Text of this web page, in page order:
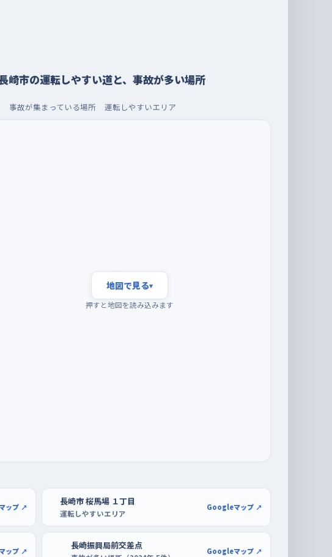
崎市の運転しやすい道と、事故が多い場所
事故が集まっている場所 運転しやすいエリア
地図で見る▾
押すと地図を読み込みます
ップ ↗ 長崎市 桜馬場 １丁目
運転しやすいエリア
Googleマップ ↗
ップ ↗ 長崎振興局前交差点 Googleマップ ↗